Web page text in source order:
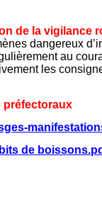
de la vigilance
dangereux
au
les
préfectoraux
de